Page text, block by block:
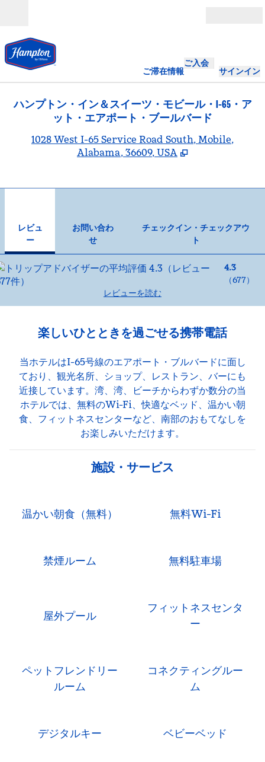
ご滞在情報
ご入会
サインイン
ハンプトン・イン＆スイーツ・モビール・I-65・ア
ット・エアポート・ブールバード
1028 West I-65 Service Road South, Mobile,
Alabama, 36609, USA
レビュ
ー
お問い合わ
せ
お問い合わせ チェックイン・チェックアウ
ト
4.3
（677）
レビューを読む
楽しいひとときを過ごせる携帯電話
当ホテルはI-65号線のエアポート・ブルバードに面し
ており、観光名所、ショップ、レストラン、バーにも
近接しています。湾、湾、ビーチからわずか数分の当
ホテルでは、無料のWi-Fi、快適なベッド、温かい朝
食、フィットネスセンターなど、南部のおもてなしを
お楽しみいただけます。
施設・サービス
温かい朝食（無料） 無料Wi-Fi
禁煙ルーム 無料駐車場
屋外プール
フィットネスセンタ
ー
ペットフレンドリー
ルーム
コネクティングルー
ム
デジタルキー ベビーベッド